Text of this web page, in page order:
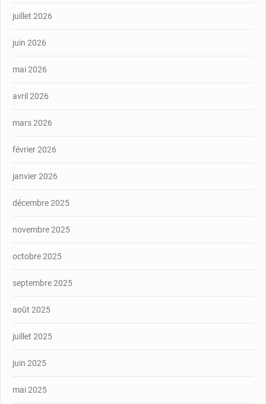
juillet 2026
juin 2026
mai 2026
avril 2026
mars 2026
février 2026
janvier 2026
décembre 2025
novembre 2025
octobre 2025
septembre 2025
août 2025
juillet 2025
juin 2025
mai 2025